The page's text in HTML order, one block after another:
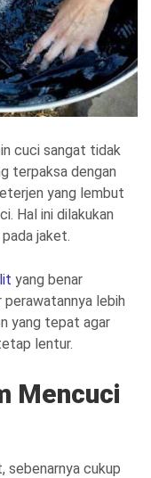
cuci sangat tidak
terpaksa dengan
yang lembut
Hal ini dilakukan
jaket.
yang benar
lebih
yang tepat agar
lentur.
Mencuci
sebenarnya cukup